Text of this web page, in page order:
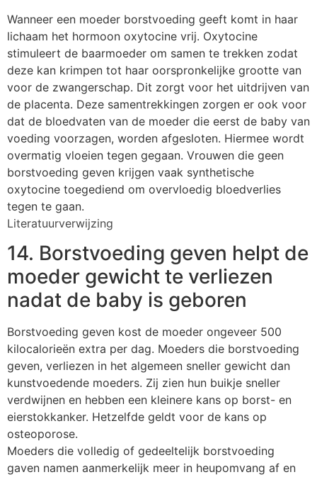
Wanneer een moeder borstvoeding geeft komt in haar
lichaam het hormoon oxytocine vrij. Oxytocine
stimuleert de baarmoeder om samen te trekken zodat
deze kan krimpen tot haar oorspronkelijke grootte van
voor de zwangerschap. Dit zorgt voor het uitdrijven van
de placenta. Deze samentrekkingen zorgen er ook voor
dat de bloedvaten van de moeder die eerst de baby van
voeding voorzagen, worden afgesloten. Hiermee wordt
overmatig vloeien tegen gegaan. Vrouwen die geen
borstvoeding geven krijgen vaak synthetische
oxytocine toegediend om overvloedig bloedverlies
tegen te gaan.
Literatuurverwijzing
14. Borstvoeding geven helpt de
moeder gewicht te verliezen
nadat de baby is geboren
Borstvoeding geven kost de moeder ongeveer 500
kilocalorieën extra per dag. Moeders die borstvoeding
geven, verliezen in het algemeen sneller gewicht dan
kunstvoedende moeders. Zij zien hun buikje sneller
verdwijnen en hebben een kleinere kans op borst- en
eierstokkanker. Hetzelfde geldt voor de kans op
osteoporose.
Moeders die volledig of gedeeltelijk borstvoeding
gaven namen aanmerkelijk meer in heupomvang af en